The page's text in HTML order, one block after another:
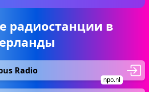
радиостанции в
Radio
npo.nl